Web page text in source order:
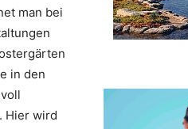
man bei
in den
Hier wird